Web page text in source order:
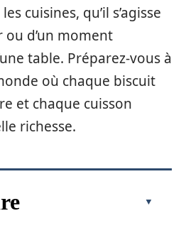
cuisines, qu’il s’agisse
ou d’un moment
table. Préparez-vous à
où chaque biscuit
et chaque cuisson
richesse.